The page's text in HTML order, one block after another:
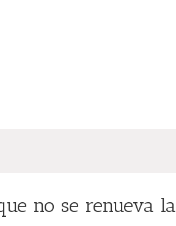
no se renueva la